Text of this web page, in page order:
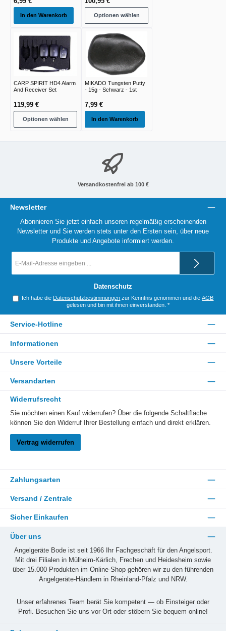
In den Warenkorb Optionen wählen
CARP SPIRIT HD4 Alarm
And Receiver Set
119,99 €
Optionen wählen
MIKADO Tungsten Putty
- 15g - Schwarz - 1st
7,99 €
In den Warenkorb
Versandkostenfrei ab 100 €
Newsletter
Abonnieren Sie jetzt einfach unseren regelmäßig erscheinenden
Newsletter und Sie werden stets unter den Ersten sein, über neue
Produkte und Angebote informiert werden.
Mail-
Datenschutz
Ich habe die Datenschutzbestimmungen zur Kenntnis genommen und dieAGB
gelesen und bin mit ihnen einverstanden. *
Service-Hotline
Informationen
Unsere Vorteile
Versandarten
Widerrufsrecht
Sie möchten einen Kauf widerrufen? Über die folgende Schaltfläche
können Sie den Widerruf Ihrer Bestellung einfach und direkt erklären.
Vertrag widerrufen
Zahlungsarten
Versand / Zentrale
Sicher Einkaufen
Über uns
Angelgeräte Bode ist seit 1966 Ihr Fachgeschäft für den Angelsport.
Mit drei Filialen in Mülheim-Kärlich, Frechen und Heidesheim sowie
über 15.000 Produkten im Online-Shop gehören wir zu den führenden
Angelgeräte-Händlern in Rheinland-Pfalz und NRW.
Unser erfahrenes Team berät Sie kompetent — ob Einsteiger oder
Profi. Besuchen Sie uns vor Ort oder stöbern Sie bequem online!